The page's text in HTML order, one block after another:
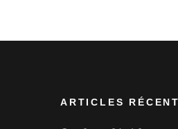
ARTICLES